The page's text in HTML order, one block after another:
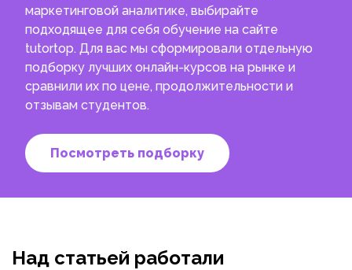
маркетинговой аналитике, выбирайте
подходящее для себя обучение на сайте
tutortop. Для вас мы сформировали отдельную
подборку лучших онлайн-курсов на рынке и
сравнили их по цене, продолжительности и
отзывам студентов.
Посмотреть подборку
Над статьей работали